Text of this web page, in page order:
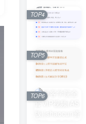
TOP4
TOP5
TOP6